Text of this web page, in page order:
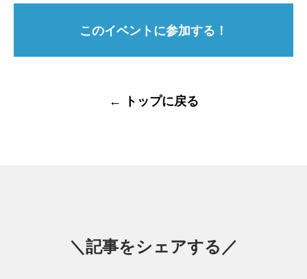
このイベントに参加する！
← トップに戻る
＼記事をシェアする／